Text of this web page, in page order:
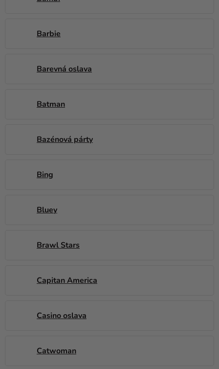
Barbie
Barevná oslava
Batman
Bazénová párty
Bing
Bluey
Brawl Stars
Capitan America
Casino oslava
Catwoman